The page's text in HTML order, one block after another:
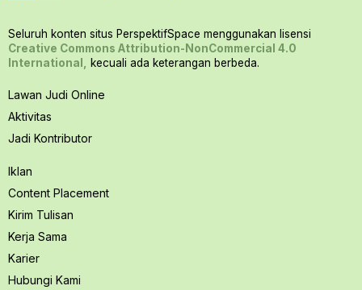
Seluruh konten situs PerspektifSpace menggunakan lisensi
Creative Commons Attribution-NonCommercial 4.0
International,
kecuali ada keterangan berbeda.
Lawan Judi Online
Aktivitas
Jadi Kontributor
Iklan
Content Placement
Kirim Tulisan
Kerja Sama
Karier
Hubungi Kami